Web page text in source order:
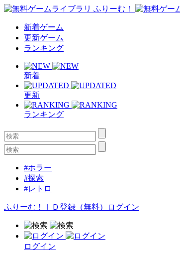
新着ゲーム
更新ゲーム
ランキング
新着
更新
ランキング
#ホラー
#探索
#レトロ
ふりーむ！ＩＤ登録（無料） ログイン
ログイン